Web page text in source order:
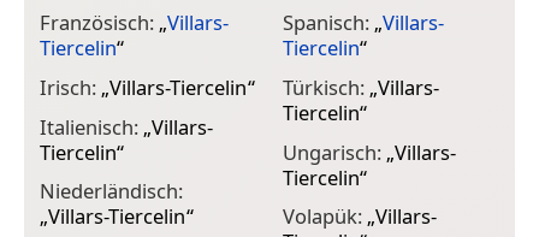
Französisch: „Villars-
Tiercelin“
Irisch: „Villars-Tiercelin“
Italienisch: „Villars-
Tiercelin“
Niederländisch:
„Villars-Tiercelin“
Spanisch: „Villars-
Tiercelin“
Türkisch: „Villars-
Tiercelin“
Ungarisch: „Villars-
Tiercelin“
Volapük: „Villars-